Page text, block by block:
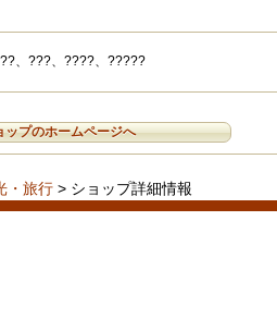
、???、????、?????
ップのホームページへ
・旅行 > ショップ詳細情報